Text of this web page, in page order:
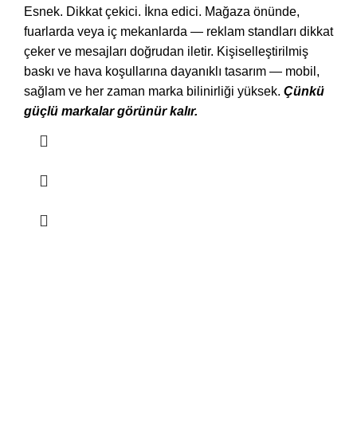
Esnek. Dikkat çekici. İkna edici. Mağaza önünde,
fuarlarda veya iç mekanlarda — reklam standları dikkat
çeker ve mesajları doğrudan iletir. Kişiselleştirilmiş
baskı ve hava koşullarına dayanıklı tasarım — mobil,
sağlam ve her zaman marka bilinirliği yüksek. Çünkü
güçlü markalar görünür kalır.